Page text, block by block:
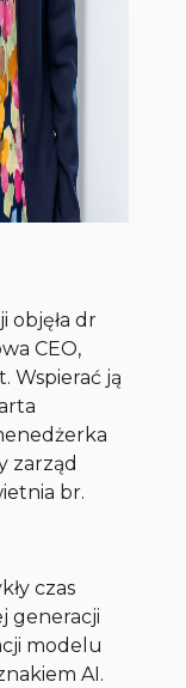
objęła dr
CEO,
Wspierać ją
zarząd
br.
czas
generacji
modelu
AI.